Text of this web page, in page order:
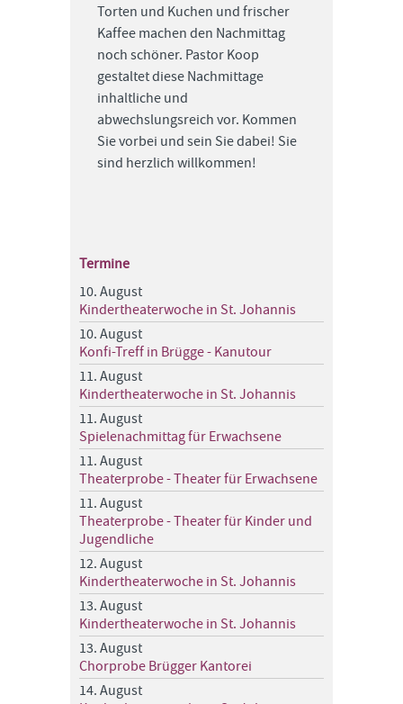
Torten und Kuchen und frischer
Kaffee machen den Nachmittag
noch schöner. Pastor Koop
gestaltet diese Nachmittage
inhaltliche und
abwechslungsreich vor. Kommen
Sie vorbei und sein Sie dabei! Sie
sind herzlich willkommen!
Termine
10. August
Kindertheaterwoche in St. Johannis
10. August
Konfi-Treff in Brügge - Kanutour
11. August
Kindertheaterwoche in St. Johannis
11. August
Spielenachmittag für Erwachsene
11. August
Theaterprobe - Theater für Erwachsene
11. August
Theaterprobe - Theater für Kinder und
Jugendliche
12. August
Kindertheaterwoche in St. Johannis
13. August
Kindertheaterwoche in St. Johannis
13. August
Chorprobe Brügger Kantorei
14. August